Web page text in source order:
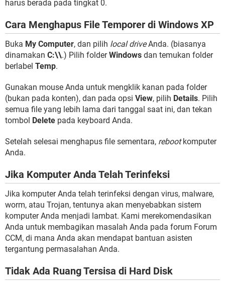
harus berada pada tingkat 0.
Cara Menghapus File Temporer di Windows XP
Buka My Computer, dan pilih local driveAnda. (biasanya
dinamakan C:\\.) Pilih folderWindows dan temukan folder
berlabel Temp.
Gunakan mouse Anda untuk mengklik kanan pada folder
(bukan pada konten), dan pada opsi View, pilih Details. Pilih
semua file yang lebih lama dari tanggal saat ini, dan tekan
tombol Delete pada keyboard Anda.
Setelah selesai menghapus file sementara, rebootkomputer
Anda.
Jika Komputer Anda Telah Terinfeksi
Jika komputer Anda telah terinfeksi dengan virus, malware,
worm, atau Trojan, tentunya akan menyebabkan sistem
komputer Anda menjadi lambat. Kami merekomendasikan
Anda untuk membagikan masalah Anda pada forum Forum
CCM, di mana Anda akan mendapat bantuan asisten
tergantung permasalahan Anda.
Tidak Ada Ruang Tersisa di Hard Disk